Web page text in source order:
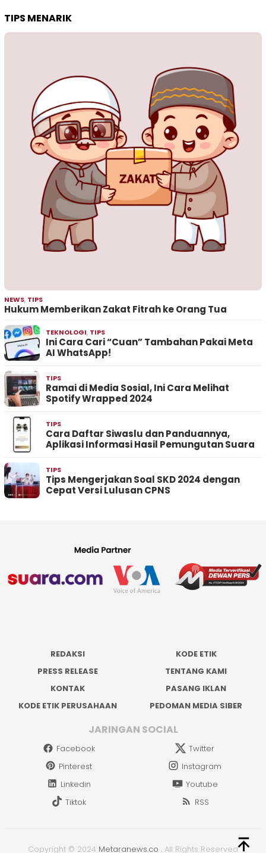
TIPS MENARIK
NEWS, TIPS
Hukum Memberikan Zakat Fitrah ke Orang Tua
TEKNOLOGI, TIPS
Ini Cara Cari “Cuan” Tambahan Pakai Meta
AI WhatsApp!
TIPS
Ramai di Media Sosial, Ini Cara Melihat
Spotify Wrapped 2024
TIPS
Cara Daftar Siwaslu dan Panduannya,
Aplikasi Informasi Hasil Pemungutan Suara
TIPS
Tips Mengerjakan Soal SKD 2024 dengan
Cepat Versi Lulusan CPNS
REDAKSI
KODE ETIK
PRESS RELEASE
TENTANG KAMI
KONTAK
PASANG IKLAN
KODE ETIK PERUSAHAAN
PEDOMAN MEDIA SIBER
JARINGAN SOCIAL
Facebook
Twitter
Pinterest
Instagram
Linkedin
Youtube
Tiktok
RSS
Copyright © 2024 Metaranews.co . All Rights Reserved